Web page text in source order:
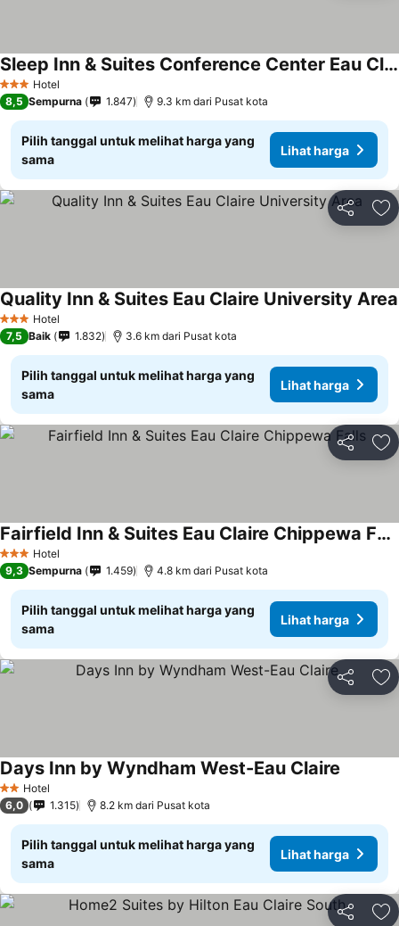
3 BintangHotel
Sleep Inn & Suites Conference Center Eau Claire North
8,5 Sempurna 1.847 9.3 km dari Pusat kota
Pilih tanggal untuk melihat harga yang
sama
Lihat harga
Bagikan
3 BintangHotel
Quality Inn & Suites Eau Claire University Area
7,5 Baik 1.832 3.6 km dari Pusat kota
Pilih tanggal untuk melihat harga yang
sama
Lihat harga
Bagikan
3 BintangHotel
Fairfield Inn & Suites Eau Claire Chippewa Falls
9,3 Sempurna 1.459 4.8 km dari Pusat kota
Pilih tanggal untuk melihat harga yang
sama
Lihat harga
Bagikan
2 Bintang
Hotel
Days Inn by Wyndham West-Eau Claire
6,0 1.315 8.2 km dari Pusat kota
Pilih tanggal untuk melihat harga yang
sama
Lihat harga
Bagikan